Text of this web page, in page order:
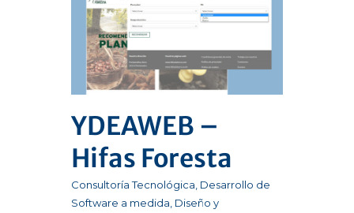
YDEAWEB –
Hifas Foresta
Consultoría Tecnológica Desarrollo de
Software a medida Diseño y